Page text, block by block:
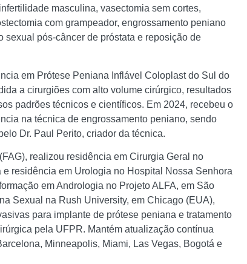
masculina, vasectomia sem cortes,
com grampeador, engrossamento peniano
pós-câncer de próstata e reposição de
em Prótese Peniana Inflável Coloplast do Sul do
a cirurgiões com alto volume cirúrgico, resultados
padrões técnicos e científicos. Em 2024, recebeu o
na técnica de engrossamento peniano, sendo
Dr. Paul Perito, criador da técnica.
realizou residência em Cirurgia Geral no
residência em Urologia no Hospital Nossa Senhora
em Andrologia no Projeto ALFA, em São
Sexual na Rush University, em Chicago (EUA),
para implante de prótese peniana e tratamento
pela UFPR. Mantém atualização contínua
Minneapolis, Miami, Las Vegas, Bogotá e